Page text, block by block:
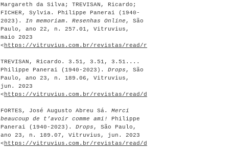
Margareth da Silva; TREVISAN, Ricardo;
FICHER, Sylvia. Philippe Panerai (1940-
2023). In memoriam. Resenhas Online , São
Paulo, ano 22, n. 257.01, Vitruvius,
maio 2023
< https://vitruvius.com.br/revistas/read/resenhasonline/22.256/8815
TREVISAN, Ricardo. 3.51, 3.51, 3.51....
Philippe Panerai (1940-2023). Drops , São
Paulo, ano 23, n. 189.06, Vitruvius,
jun. 2023
< https://vitruvius.com.br/revistas/read/drops/23.189/8861
FORTES, José Augusto Abreu Sá. Merci
beaucoup de t’avoir comme ami!
Philippe
Panerai (1940-2023). Drops , São Paulo,
ano 23, n. 189.07, Vitruvius, jun. 2023
< https://vitruvius.com.br/revistas/read/drops/23.189/8830